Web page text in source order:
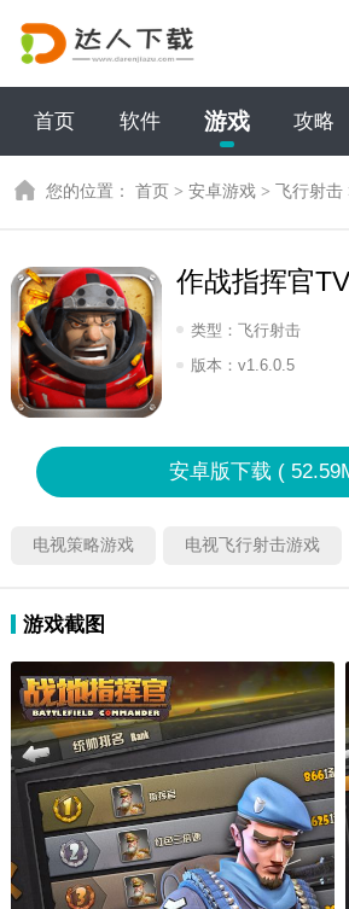
首页 软件 游戏 攻略
您的位置：首页 >安卓游戏 >飞行射击
作战指挥官
类型：飞行射击
版本：v1.6.0.5
安卓版下载 (
电视策略游戏 电视飞行射击游戏
游戏截图